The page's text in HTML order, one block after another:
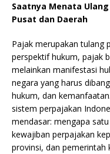
Saatnya Menata
Pusat dan Daerah
Pajak merupakan tulang
perspektif hukum, pajak
melainkan manifestasi
negara yang harus
hukum, dan
sistem perpajakan
mendasar: mengapa
kewajiban perpajakan
provinsi, dan pemerintah